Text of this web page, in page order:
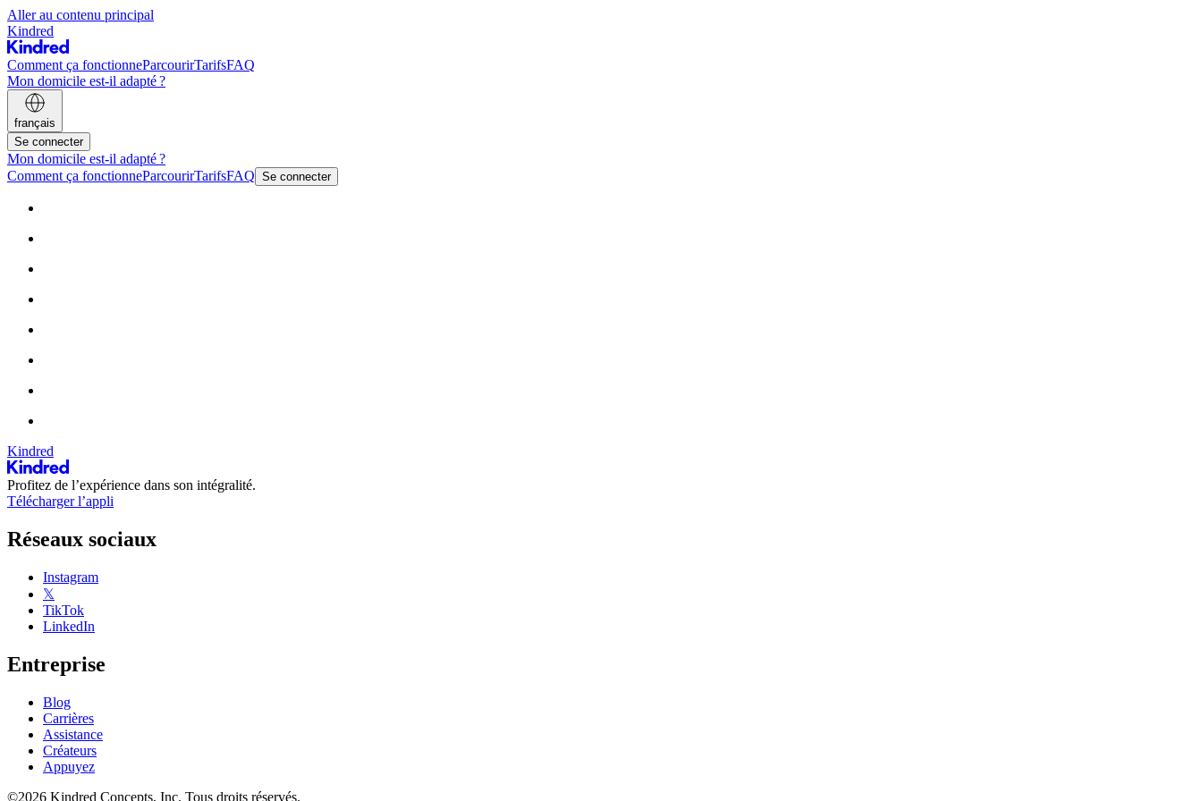
Aller au contenu principal
Kindred
Comment ça fonctionneParcourirTarifsFAQ
Mon domicile est-il adapté ?
français
Se connecter
Mon domicile est-il adapté ?
Comment ça fonctionneParcourirTarifsFAQ Se connecter
Kindred
Profitez de l’expérience dans son intégralité.
Télécharger l’appli
Réseaux sociaux
Instagram
𝕏
TikTok
LinkedIn
Entreprise
Blog
Carrières
Assistance
Créateurs
Appuyez
©2026 Kindred Concepts, Inc. Tous droits réservés.